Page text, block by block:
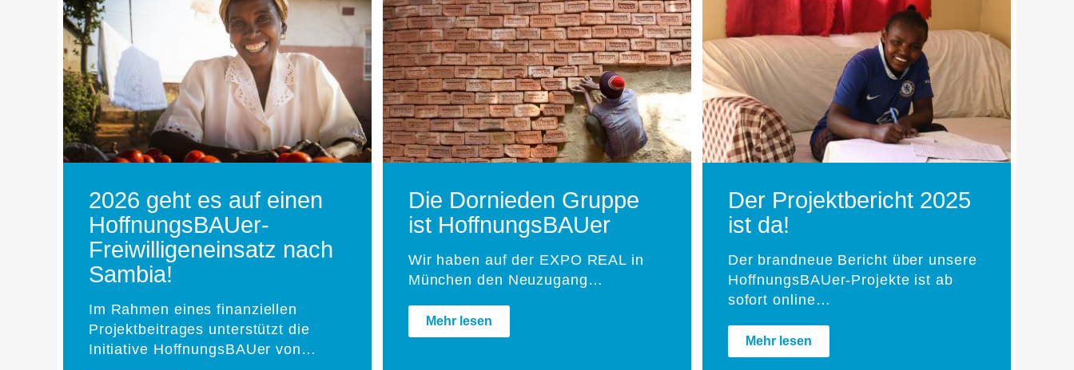
2026 geht es auf einen
HoffnungsBAUer-
Freiwilligeneinsatz nach
Sambia!
Im Rahmen eines finanziellen
Projektbeitrages unterstützt die
Initiative HoffnungsBAUer von…
Die Dornieden Gruppe
ist HoffnungsBAUer
Wir haben auf der EXPO REAL in
München den Neuzugang…
Mehr lesen
Der Projektbericht 2025
ist da!
Der brandneue Bericht über unsere
HoffnungsBAUer-Projekte ist ab
sofort online…
Mehr lesen